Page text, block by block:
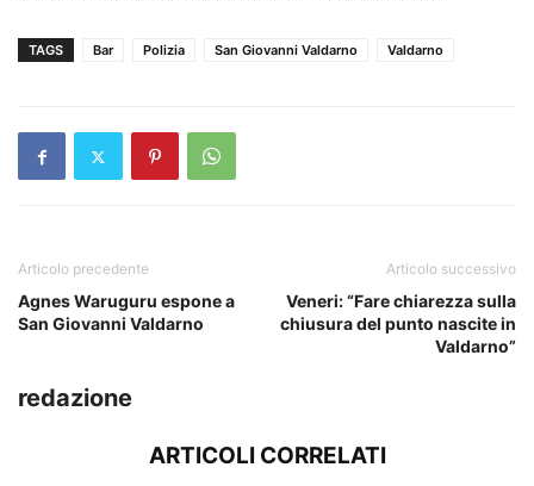
TAGS Bar Polizia San Giovanni Valdarno Valdarno
Articolo precedente
Agnes Waruguru espone a
San Giovanni Valdarno
Articolo successivo
Veneri: “Fare chiarezza sulla
chiusura del punto nascite in
Valdarno”
redazione
ARTICOLI CORRELATI